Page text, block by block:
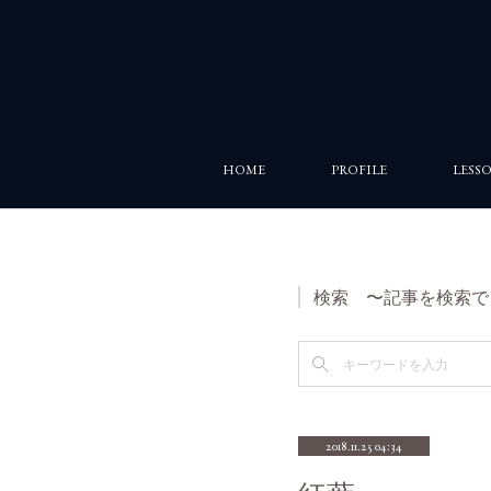
HOME PROFILE
検索 〜記事を検索で
2018.11.25 04:34